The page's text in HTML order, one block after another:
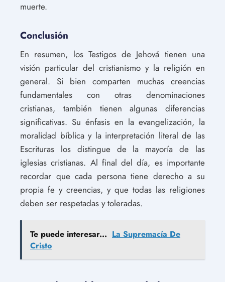
muerte.
Conclusión
En resumen, los Testigos de Jehová tienen una
visión particular del cristianismo y la religión en
general. Si bien comparten muchas creencias
fundamentales con otras denominaciones
cristianas, también tienen algunas diferencias
significativas. Su énfasis en la evangelización, la
moralidad bíblica y la interpretación literal de las
Escrituras los distingue de la mayoría de las
iglesias cristianas. Al final del día, es importante
recordar que cada persona tiene derecho a su
propia fe y creencias, y que todas las religiones
deben ser respetadas y toleradas.
Te puede interesar... La Supremacía De
Cristo